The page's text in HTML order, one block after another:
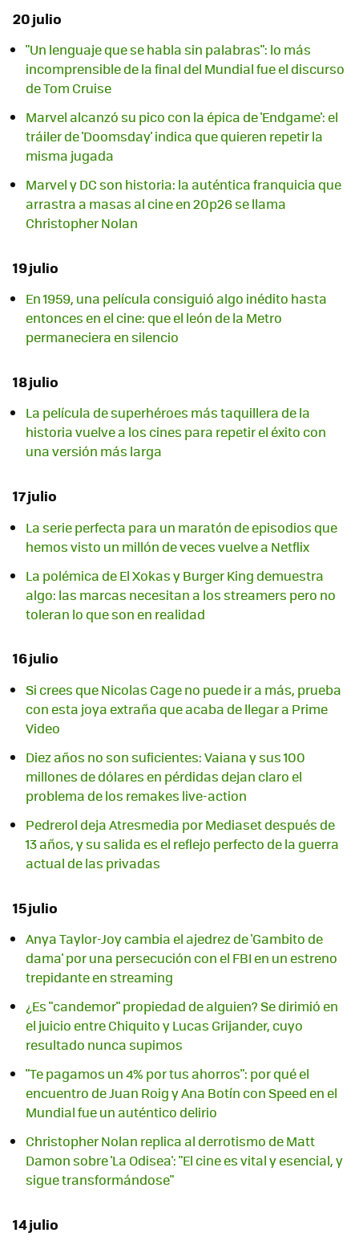
20 julio
"Un lenguaje que se habla sin palabras": lo más
incomprensible de la final del Mundial fue el discurso
de Tom Cruise
Marvel alcanzó su pico con la épica de 'Endgame': el
tráiler de 'Doomsday' indica que quieren repetir la
misma jugada
Marvel y DC son historia: la auténtica franquicia que
arrastra a masas al cine en 20p26 se llama
Christopher Nolan
19 julio
En 1959, una película consiguió algo inédito hasta
entonces en el cine: que el león de la Metro
permaneciera en silencio
18 julio
La película de superhéroes más taquillera de la
historia vuelve a los cines para repetir el éxito con
una versión más larga
17 julio
La serie perfecta para un maratón de episodios que
hemos visto un millón de veces vuelve a Netflix
La polémica de El Xokas y Burger King demuestra
algo: las marcas necesitan a los streamers pero no
toleran lo que son en realidad
16 julio
Si crees que Nicolas Cage no puede ir a más, prueba
con esta joya extraña que acaba de llegar a Prime
Video
Diez años no son suficientes: Vaiana y sus 100
millones de dólares en pérdidas dejan claro el
problema de los remakes live-action
Pedrerol deja Atresmedia por Mediaset después de
13 años, y su salida es el reflejo perfecto de la guerra
actual de las privadas
15 julio
Anya Taylor-Joy cambia el ajedrez de 'Gambito de
dama' por una persecución con el FBI en un estreno
trepidante en streaming
¿Es "candemor" propiedad de alguien? Se dirimió en
el juicio entre Chiquito y Lucas Grijander, cuyo
resultado nunca supimos
"Te pagamos un 4% por tus ahorros": por qué el
encuentro de Juan Roig y Ana Botín con Speed en el
Mundial fue un auténtico delirio
Christopher Nolan replica al derrotismo de Matt
Damon sobre 'La Odisea': "El cine es vital y esencial, y
sigue transformándose"
14 julio